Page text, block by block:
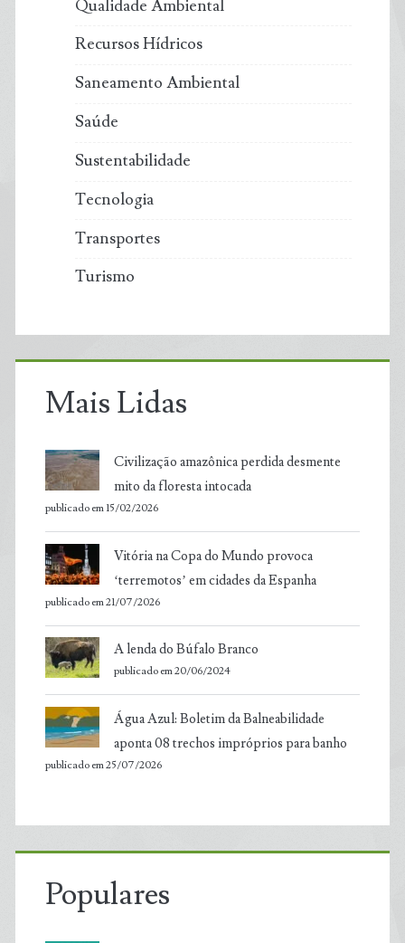
Qualidade Ambiental
Recursos Hídricos
Saneamento Ambiental
Saúde
Sustentabilidade
Tecnologia
Transportes
Turismo
Mais Lidas
Civilização amazônica perdida desmente
mito da floresta intocada
publicado em 15/02/2026
Vitória na Copa do Mundo provoca
‘terremotos’ em cidades da Espanha
publicado em 21/07/2026
A lenda do Búfalo Branco
publicado em 20/06/2024
Água Azul: Boletim da Balneabilidade
aponta 08 trechos impróprios para banho
publicado em 25/07/2026
Populares